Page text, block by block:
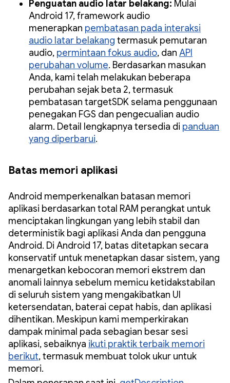
Penguatan audio latar belakang: Mulai
Android 17, framework audio
menerapkan pembatasan pada interaksi
audio latar belakang termasuk pemutaran
audio, permintaan fokus audio, dan API
perubahan volume. Berdasarkan masukan
Anda, kami telah melakukan beberapa
perubahan sejak beta 2, termasuk
pembatasan targetSDK selama penggunaan
penegakan FGS dan pengecualian audio
alarm. Detail lengkapnya tersedia di panduan
yang diperbarui.
Batas memori aplikasi
Android memperkenalkan batasan memori
aplikasi berdasarkan total RAM perangkat untuk
menciptakan lingkungan yang lebih stabil dan
deterministik bagi aplikasi Anda dan pengguna
Android. Di Android 17, batas ditetapkan secara
konservatif untuk menetapkan dasar sistem, yang
menargetkan kebocoran memori ekstrem dan
anomali lainnya sebelum memicu ketidakstabilan
di seluruh sistem yang mengakibatkan UI
ketersendatan, baterai cepat habis, dan aplikasi
dihentikan. Meskipun kami memperkirakan
dampak minimal pada sebagian besar sesi
aplikasi, sebaiknya ikuti praktik terbaik memori
berikut, termasuk membuat tolok ukur untuk
memori.